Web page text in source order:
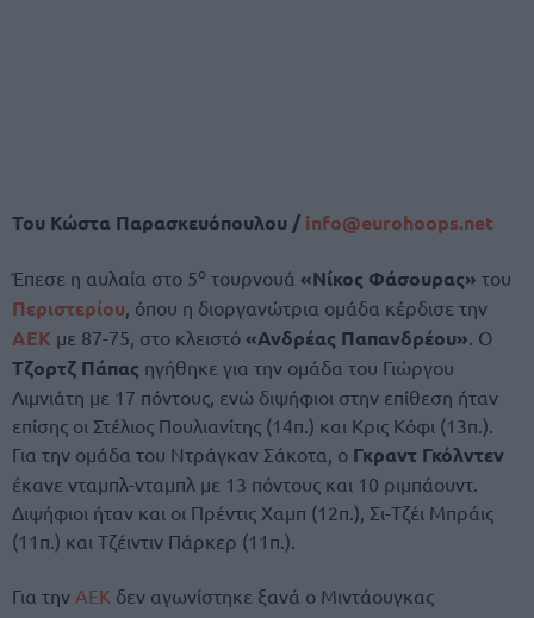
Του Κώστα Παρασκευόπουλου / info@eurohoops.net
Έπεσε η αυλαία στο 5ο τουρνουά «Νίκος Φάσουρας» του
Περιστερίου, όπου η διοργανώτρια ομάδα κέρδισε την
ΑΕΚ με 87-75, στο κλειστό «Ανδρέας Παπανδρέου». Ο
Τζορτζ Πάπας ηγήθηκε για την ομάδα του Γιώργου
Λιμνιάτη με 17 πόντους, ενώ διψήφιοι στην επίθεση ήταν
επίσης οι Στέλιος Πουλιανίτης (14π.) και Κρις Κόφι (13π.).
Για την ομάδα του Ντράγκαν Σάκοτα, ο Γκραντ Γκόλντεν
έκανε νταμπλ-νταμπλ με 13 πόντους και 10 ριμπάουντ.
Διψήφιοι ήταν και οι Πρέντις Χαμπ (12π.), Σι-Τζέι Μπράις
(11π.) και Τζέιντιν Πάρκερ (11π.).
Για την ΑΕΚ δεν αγωνίστηκε ξανά ο Μιντάουγκας